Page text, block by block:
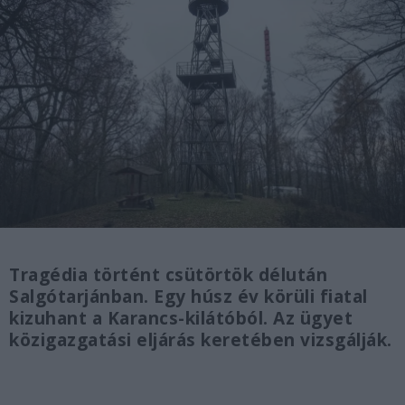
Tragédia történt csütörtök délután
Salgótarjánban. Egy húsz év körüli fiatal
kizuhant a Karancs-kilátóból. Az ügyet
közigazgatási eljárás keretében vizsgálják.